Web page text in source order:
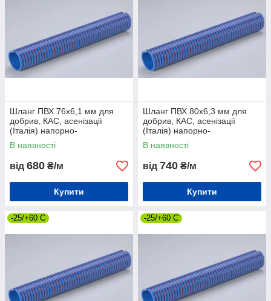
Шланг ПВХ 76х6,1 мм для
добрив, КАС, асенізації
(Італія) напорно-
всмоктувальний
В наявності
від 680 ₴/м
Купити
Шланг ПВХ 80х6,3 мм для
добрив, КАС, асенізації
(Італія) напорно-
всмоктувальний
В наявності
від 740 ₴/м
Купити
-25/+60 С -25/+60 С